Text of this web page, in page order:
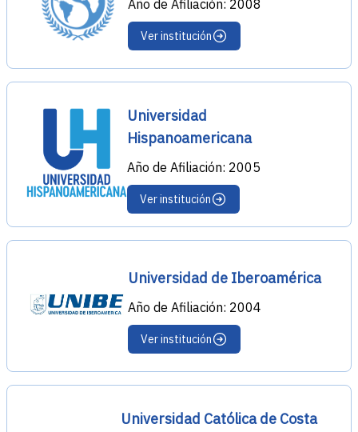
Año de Afiliación: 2008
Ver institución
Universidad
Hispanoamericana
Año de Afiliación: 2005
Ver institución
Universidad de Iberoamérica
Año de Afiliación: 2004
Ver institución
Universidad Católica de Costa